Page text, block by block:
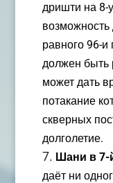
дришти на 8-
возможность
равного 96-
должен быть
может дать
потакание
скверных
долголетие.
Шани в 7-
даёт ни